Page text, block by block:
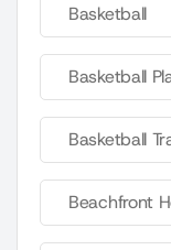
Basketball
Basketball
Basketball
Beachfront